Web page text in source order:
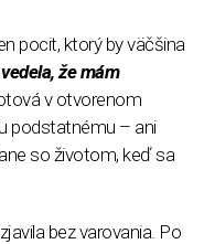
pocit, ktorý by väčšina
že mám
v otvorenom
podstatnému – ani
so životom, keď sa
bez varovania. Po